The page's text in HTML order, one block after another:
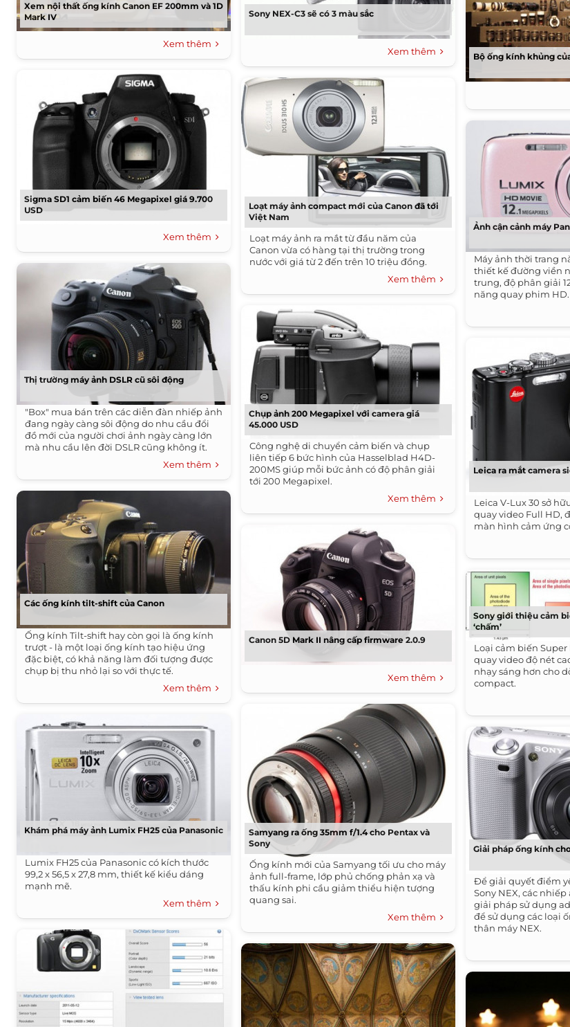
Xem nội thất ống kính Canon EF 200mm và 1D
Mark IV
Xem thêm
Sigma SD1 cảm biến 46 Megapixel giá 9.700
USD
Xem thêm
Thị trường máy ảnh DSLR cũ sôi động
"Box" mua bán trên các diễn đàn nhiếp ảnh
đang ngày càng sôi động do nhu cầu đổi
đồ mới của người chơi ảnh ngày càng lớn
mà nhu cầu lên đời DSLR cũng không ít.
Xem thêm
Các ống kính tilt-shift của Canon
Ống kính Tilt-shift hay còn gọi là ống kính
trượt - là một loại ống kính tạo hiệu ứng
đặc biệt, có khả năng làm đối tượng được
chụp bị thu nhỏ lại so với thực tế.
Xem thêm
Khám phá máy ảnh Lumix FH25 của Panasonic
Lumix FH25 của Panasonic có kích thước
99,2 x 56,5 x 27,8 mm, thiết kế kiểu dáng
mạnh mẽ.
Xem thêm
Sony NEX-C3 sẽ có 3 màu sắc
Xem thêm
Loạt máy ảnh compact mới của Canon đã tới
Việt Nam
Loạt máy ảnh ra mắt từ đầu năm của
Canon vừa có hàng tại thị trường trong
nước với giá từ 2 đến trên 10 triệu đồng.
Xem thêm
Chụp ảnh 200 Megapixel với camera giá
45.000 USD
Công nghệ di chuyển cảm biến và chụp
liên tiếp 6 bức hình của Hasselblad H4D-
200MS giúp mỗi bức ảnh có độ phân giải
tới 200 Megapixel.
Xem thêm
Canon 5D Mark II nâng cấp firmware 2.0.9
Xem thêm
Samyang ra ống 35mm f/1.4 cho Pentax và
Sony
Ống kính mới của Samyang tối ưu cho máy
ảnh full-frame, lớp phủ chống phản xạ và
thấu kính phi cầu giảm thiểu hiện tượng
quang sai.
Xem thêm
Bộ ống kính khủng
Ảnh cận cảnh máy
Máy ảnh thời trang
thiết kế đường viền
trung, độ phân giải
năng quay phim HD.
Leica ra mắt camera
Leica V-Lux 30 sở
quay video Full HD,
màn hình cảm ứng
Sony giới thiệu cảm
‘chấm’
Loại cảm biến Super
quay video độ nét
nhạy sáng hơn cho
compact.
Giải pháp ống kính
Để giải quyết điểm
Sony NEX, các
giải pháp sử dụng
để sử dụng các loại
thân máy NEX.